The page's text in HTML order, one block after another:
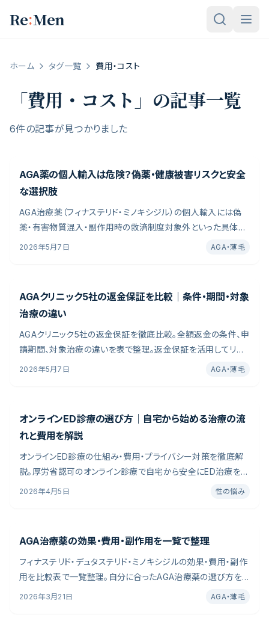
Re:Men
クリニック診断（無料 30秒）
ホーム タグ一覧 費用・コスト
「費用・コスト 」の記事一覧
6件の記事が見つかりました
AGA薬の個人輸入は危険？偽薬・健康被害リスクと安全
な選択肢
AGA治療薬（フィナステリド・ミノキシジル）の個人輸入には偽
薬・有害物質混入・副作用時の救済制度対象外といった具体的
リスクがあります。厚生労働省の注意喚起や健康被害事例を踏
2026年5月7日 AGA・薄毛
AGAクリニック5社の返金保証を比較｜条件・期間・対象
治療の違い
AGAクリニック5社の返金保証を徹底比較。全額返金の条件、申
請期間、対象治療の違いを表で整理。返金保証を活用してリス
クなくAGA治療を始める方法を解説します。消費者庁の美容医
2026年5月7日 AGA・薄毛
オンラインED診療の選び方｜自宅から始める治療の流
れと費用を解説
オンラインED診療の仕組み・費用・プライバシー対策を徹底解
説。厚労省認可のオンライン診療で自宅から安全にED治療を始
める方法と、クリニック選びのポイントをまとめました。医学論
2026年4月5日 性の悩み
AGA治療薬の効果・費用・副作用を一覧で整理
フィナステリド・デュタステリド・ミノキシジルの効果・費用・副作
用を比較表で一覧整理。自分に合ったAGA治療薬の選び方を
わかりやすく解説します。日本皮膚科学会ガイドラインや臨床試
2026年3月21日 AGA・薄毛